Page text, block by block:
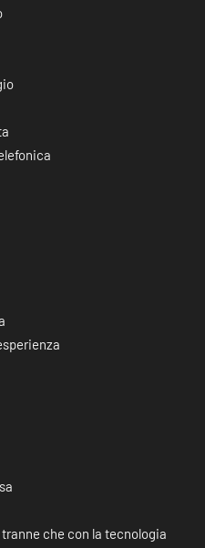
che con la tecnologia